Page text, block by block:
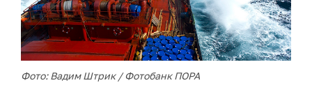
Фото: Вадим Штрик / Фотобанк ПОРА